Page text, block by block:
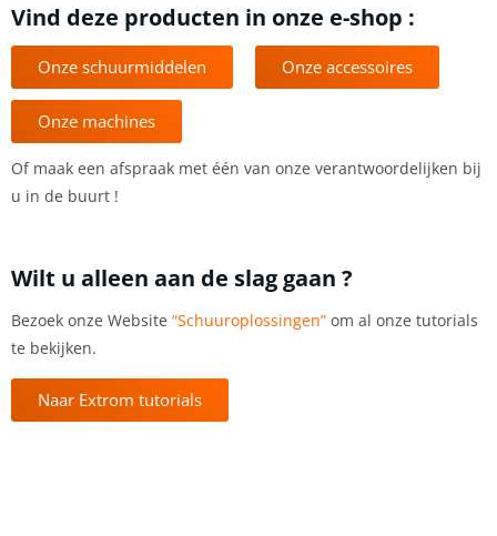
Vind deze producten in onze e-shop :
Onze schuurmiddelen Onze accessoires
Onze machines
Of maak een afspraak met één van onze verantwoordelijken bij
u in de buurt !
Wilt u alleen aan de slag gaan ?
Bezoek onze Website “Schuuroplossingen” om al onze tutorials
te bekijken.
Naar Extrom tutorials